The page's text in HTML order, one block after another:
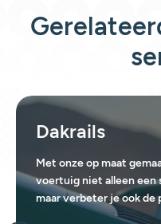
Dakrails
Met onze op maat
voertuig niet alleen een
maar verbeter je ook de